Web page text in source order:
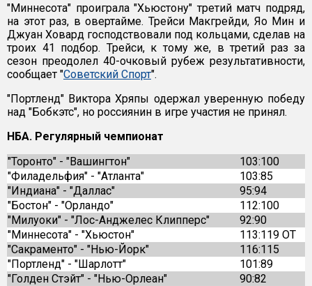
"Миннесота" проиграла "Хьюстону" третий матч подряд,
на этот раз, в овертайме. Трейси Макгрейди, Яо Мин и
Джуан Ховард господствовали под кольцами, сделав на
троих 41 подбор. Трейси, к тому же, в третий раз за
сезон преодолел 40-очковый рубеж результативности,
сообщает "Советский Спорт".
"Портленд" Виктора Хряпы одержал уверенную победу
над "Бобкэтс", но россиянин в игре участия не принял.
НБА. Регулярный чемпионат
"Торонто" - "Вашингтон"
103:100
"Филадельфия" - "Атланта"
103:85
"Индиана" - "Даллас"
95:94
"Бостон" - "Орландо"
112:100
"Милуоки" - "Лос-Анджелес Клипперс"
92:90
"Миннесота" - "Хьюстон"
113:119 ОТ
"Сакраменто" - "Нью-Йорк"
116:115
"Портленд" - "Шарлотт"
101:89
"Голден Стэйт" - "Нью-Орлеан"
90:82